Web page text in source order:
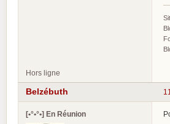
Hors ligne
Belzébuth
[•°•°•] En Réunion